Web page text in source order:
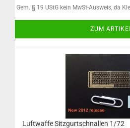
Gem. § 19 UStG kein MwSt-Ausweis, da
ZUM
Luftwaffe Sitzgurtschnallen 1/72